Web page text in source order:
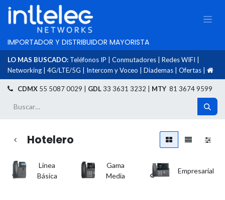
IMPORTADOR Y DISTRIBUIDOR MAYORISTA
LO MAS BUSCADO: Teléfonos IP Conmutadores Redes WIFI
Networking
4G/LTE/5G Intercom y Voceo Diademas Ofertas
CDMX 55 5087 0029 | GDL33 3631 3232 | MTY 81 3674 9599
Hotelero
Linea
Básica
Gama
Media
Empresarial